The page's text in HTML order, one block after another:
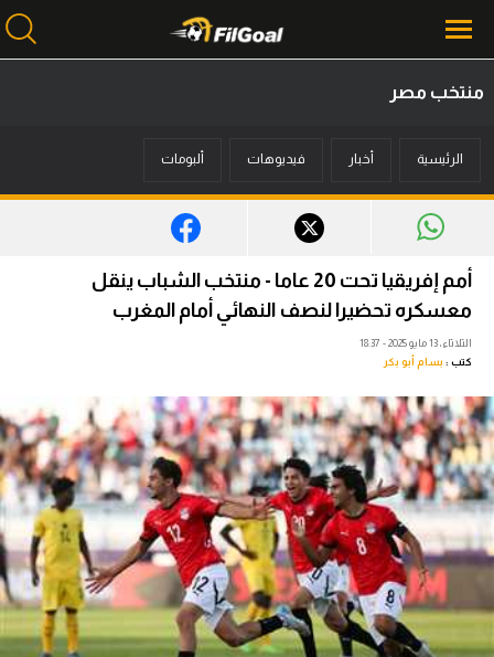
أخبار
ميركاتو
فانتازي في الجول
مسابقة التوقعات
فيديوهات
عدسات
آراء حرة
ركن الألعاب
بطولات
منتخب مصر
الرئيسية أخبار فيديوهات ألبومات
أمم إفريقيا تحت 20 عاما - منتخب الشباب ينقل
معسكره تحضيرا لنصف النهائي أمام المغرب
الثلاثاء، 13 مايو 2025 - 18:37
كتب : بسام أبو بكر